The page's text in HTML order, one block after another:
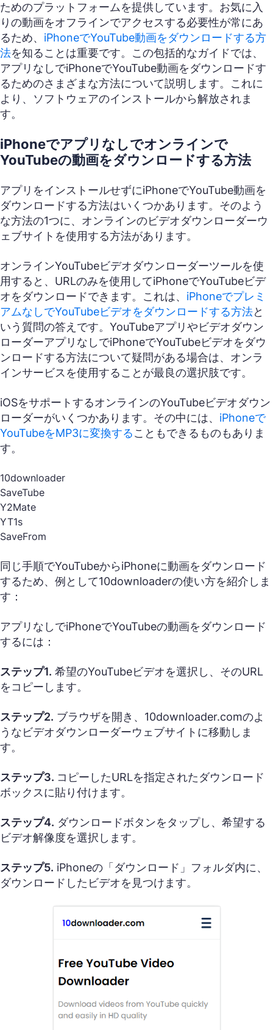
ためのプラットフォームを提供しています。お気に入
りの動画をオフラインでアクセスする必要性が常にあ
るため、 iPhoneでYouTube動画をダウンロードする方
法を知ることは重要です。この包括的なガイドでは、
アプリなしでiPhoneでYouTube動画をダウンロードす
るためのさまざまな方法について説明します。これに
より、ソフトウェアのインストールから解放されま
す。
iPhoneでアプリなしでオンラインで
YouTubeの動画をダウンロードする方法
アプリをインストールせずにiPhoneでYouTube動画を
ダウンロードする方法はいくつかあります。そのよう
な方法の1つに、オンラインのビデオダウンローダーウ
ェブサイトを使用する方法があります。
オンラインYouTubeビデオダウンローダーツールを使
用すると、URLのみを使用してiPhoneでYouTubeビデ
オをダウンロードできます。これは、 iPhoneでプレミ
アムなしでYouTubeビデオをダウンロードする方法と
いう質問の答えです。YouTubeアプリやビデオダウン
ローダーアプリなしでiPhoneでYouTubeビデオをダウ
ンロードする方法について疑問がある場合は、オンラ
インサービスを使用することが最良の選択肢です。
iOSをサポートするオンラインのYouTubeビデオダウン
ローダーがいくつかあります。その中には、 iPhoneで
YouTubeをMP3に変換することもできるものもありま
す。
10downloader
SaveTube
Y2Mate
YT1s
SaveFrom
同じ手順でYouTubeからiPhoneに動画をダウンロード
するため、例として10downloaderの使い方を紹介しま
す：
アプリなしでiPhoneでYouTubeの動画をダウンロード
するには：
ステップ1. 希望のYouTubeビデオを選択し、そのURL
をコピーします。
ステップ2. ブラウザを開き、10downloader.comのよ
うなビデオダウンローダーウェブサイトに移動しま
す。
ステップ3. コピーしたURLを指定されたダウンロード
ボックスに貼り付けます。
ステップ4. ダウンロードボタンをタップし、希望する
ビデオ解像度を選択します。
ステップ5. iPhoneの「ダウンロード」フォルダ内に、
ダウンロードしたビデオを見つけます。